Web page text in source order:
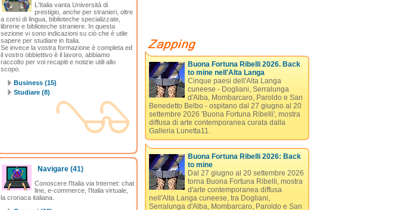
L'Italia vanta Università di
prestigio, anche per stranieri, oltre
a corsi di lingua, biblioteche specializzate,
librerie e biblioteche straniere. In questa
sezione vi sono indicazioni su ciò che è utile
sapere per studiare in Italia.
Se invece la vostra formazione è completa ed
il vostro obbiettivo è il lavoro, abbiamo
raccolto per voi recapiti e notizie utili allo
scopo.
Business (15)
Studiare (8)
Navigare(41)
Conoscere l'Italia via Internet: chat
line, e-commerce, l'Italia virtuale,
la cronaca italiana.
Buona Fortuna Ribelli 2026. Back
to mine nell'Alta Langa
Cinque paesi dell'Alta Langa
cuneese - Dogliani, Serralunga
d'Alba, Mombarcaro, Paroldo e San
Benedetto Belbo - ospitano dal 27 giugno al 20
settembre 2026 'Buona Fortuna Ribelli', mostra
diffusa di arte contemporanea curata dalla
Galleria Lunetta11.
Buona Fortuna Ribelli 2026: Back
to mine
Dal 27 giugno al 20 settembre 2026
torna Buona Fortuna Ribelli, mostra
d'arte contemporanea diffusa
nell'Alta Langa cuneese, tra Dogliani,
Serralunga d'Alba, Mombarcaro, Paroldo e San